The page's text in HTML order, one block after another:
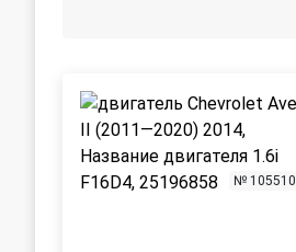
№ 105510